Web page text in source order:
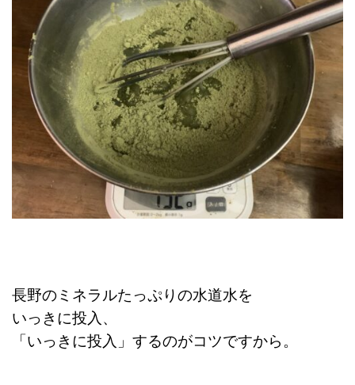
長野のミネラルたっぷりの水道水を
いっきに投入、
「いっきに投入」するのがコツですから。